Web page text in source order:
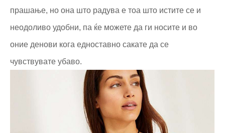
прашање, но она што радува е тоа што истите се и
неодоливо удобни, па ќе можете да ги носите и во
оние денови кога едноставно сакате да се
чувствувате убаво.